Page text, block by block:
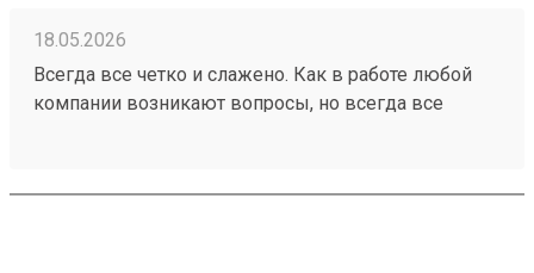
18.05.2026
Всегда все четко и слажено. Как в работе любой
компании возникают вопросы, но всегда все